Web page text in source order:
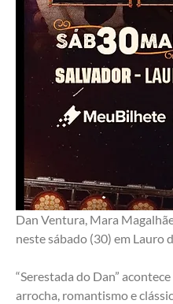
Dan Ventura, Mara
neste sábado (30) em Lauro
“Serestada do Dan”
arrocha, romantismo e